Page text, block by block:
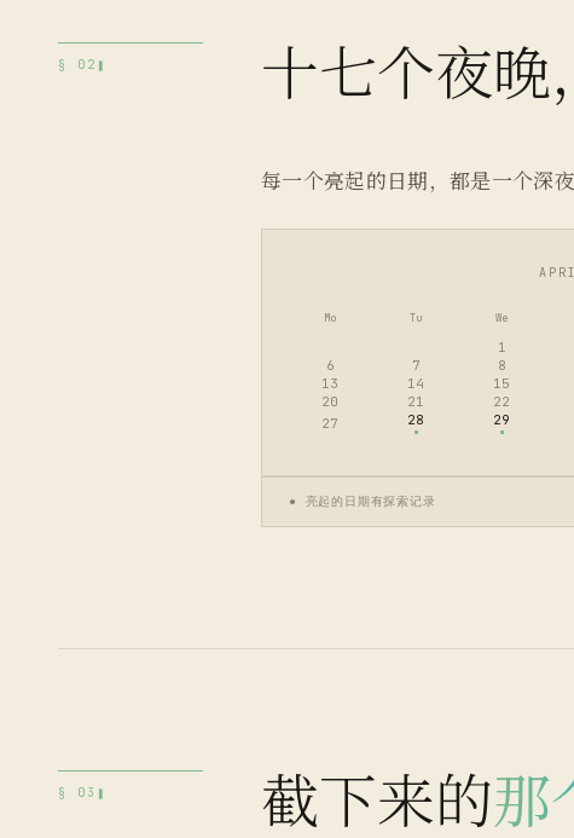
§ 02 十七个夜晚，
每一个亮起的日期，都是一个深
Mo Tu We
1
6
7 8
13
14 15
20
21 22
27
28 29
● 亮起的日期有探索记录
§ 03 截下来的那